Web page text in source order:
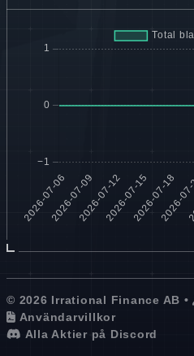
© 2026 Irrational Finance AB •
Användarvillkor
Alla Aktier på Discord